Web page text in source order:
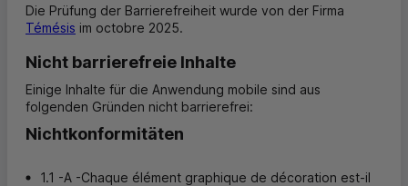
Die Prüfung der Barrierefreiheit wurde von der Firma
Témésis im octobre 2025.
Nicht barrierefreie Inhalte
Einige Inhalte für die Anwendung mobile sind aus
folgenden Gründen nicht barrierefrei:
Nichtkonformitäten
1.1 -A -Chaque élément graphique de décoration est-il